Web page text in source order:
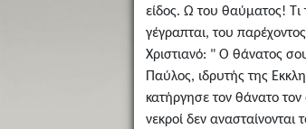
είδος. Ω του θαύματος!
γέγραπται, του
Χριστιανό: " Ο θάνατος
Παύλος, ιδρυτής της
κατήργησε τον θάνατο τον
νεκροί δεν